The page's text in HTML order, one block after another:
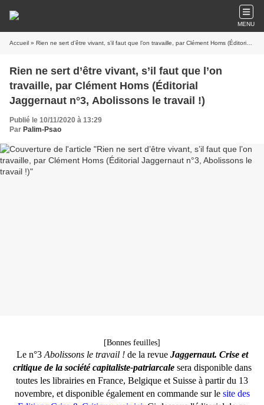
MENU
Accueil » Rien ne sert d’être vivant, s’il faut que l’on travaille, par Clément Homs (Éditorial Jaggernaut n°3, Abolissons le travail !)
Rien ne sert d’être vivant, s’il faut que l’on
travaille, par Clément Homs (Éditorial
Jaggernaut n°3, Abolissons le travail !)
Publié le 10/11/2020 à 13:29
Par Palim-Psao
[Bonnes feuilles]
Le n°3 Abolissons le travail !de la revue Jaggernaut. Crise et
critique de la société capitaliste-patriarcalesera disponible dans
toutes les librairies en France, Belgique et Suisse à partir du 13
novembre, et disponible également en commande sur le site des